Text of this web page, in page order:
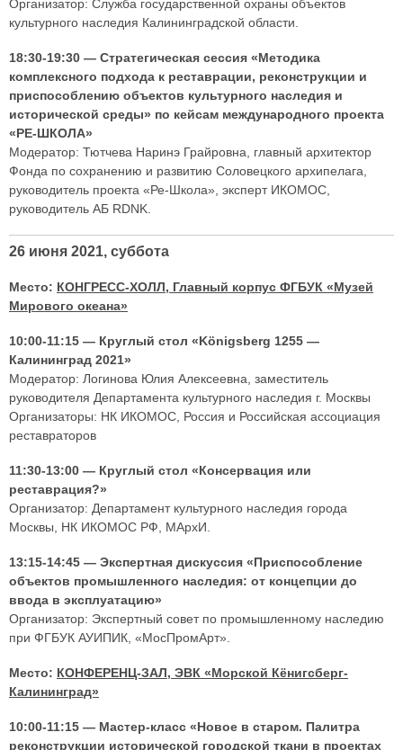
Организатор: Служба государственной охраны объектов
культурного наследия Калининградской области.
18:30-19:30 — Стратегическая сессия «Методика
комплексного подхода к реставрации, реконструкции и
приспособлению объектов культурного наследия и
исторической среды» по кейсам международного проекта
«РЕ-ШКОЛА»
Модератор: Тютчева Наринэ Грайровна, главный архитектор
Фонда по сохранению и развитию Соловецкого архипелага,
руководитель проекта «Ре-Школа», эксперт ИКОМОС,
руководитель АБ RDNK.
26 июня 2021, суббота
Место: КОНГРЕСС-ХОЛЛ, Главный корпус ФГБУК «Музей
Мирового океана»
10:00-11:15 — Круглый стол «Königsberg 1255 —
Калининград 2021»
Модератор: Логинова Юлия Алексеевна, заместитель
руководителя Департамента культурного наследия г. Москвы
Организаторы: НК ИКОМОС, Россия и Российская ассоциация
реставраторов
11:30-13:00 — Круглый стол «Консервация или
реставрация?»
Организатор: Департамент культурного наследия города
Москвы, НК ИКОМОС РФ, МАрхИ.
13:15-14:45 — Экспертная дискуссия «Приспособление
объектов промышленного наследия: от концепции до
ввода в эксплуатацию»
Организатор: Экспертный совет по промышленному наследию
при ФГБУК АУИПИК, «МосПромАрт».
Место: КОНФЕРЕНЦ-ЗАЛ, ЭВК «Морской Кёнигсберг-
Калининград»
10:00-11:15 — Мастер-класс «Новое в старом. Палитра
реконструкции исторической городской ткани в проектах